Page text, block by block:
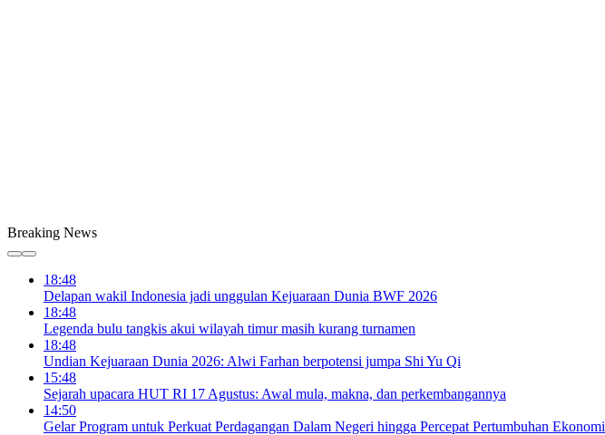
Breaking News
18:48
Delapan wakil Indonesia jadi unggulan Kejuaraan Dunia BWF 2026
18:48
Legenda bulu tangkis akui wilayah timur masih kurang turnamen
18:48
Undian Kejuaraan Dunia 2026: Alwi Farhan berpotensi jumpa Shi Yu Qi
15:48
Sejarah upacara HUT RI 17 Agustus: Awal mula, makna, dan perkembangannya
14:50
Gelar Program untuk Perkuat Perdagangan Dalam Negeri hingga Percepat Pertumbuhan Ekonomi